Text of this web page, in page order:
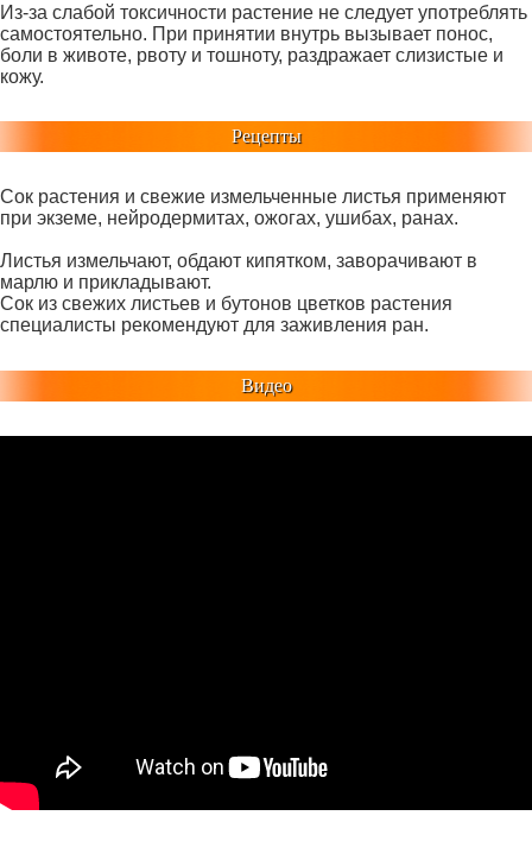
Из-за слабой токсичности растение не следует употреблять
самостоятельно. При принятии внутрь вызывает понос,
боли в животе, рвоту и тошноту, раздражает слизистые и
кожу.
Рецепты
Сок растения и свежие измельченные листья применяют
при экземе, нейродермитах, ожогах, ушибах, ранах.
Листья измельчают, обдают кипятком, заворачивают в
марлю и прикладывают.
Сок из свежих листьев и бутонов цветков растения
специалисты рекомендуют для заживления ран.
Видео